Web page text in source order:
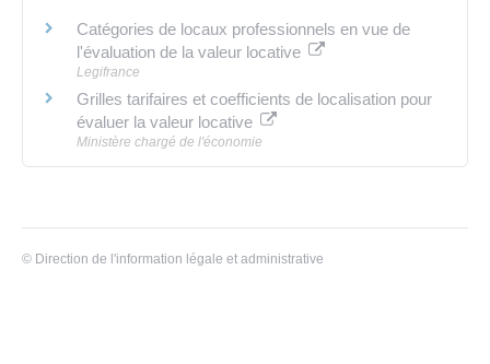
Catégories de locaux professionnels en vue de
l'évaluation de la valeur locative
Legifrance
Grilles tarifaires et coefficients de localisation pour
évaluer la valeur locative
Ministère chargé de l'économie
© Direction de l'information légale et administrative